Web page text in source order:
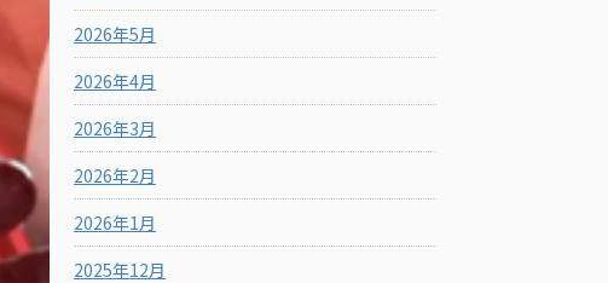
2026年5月
2026年4月
2026年3月
2026年2月
2026年1月
2025年12月